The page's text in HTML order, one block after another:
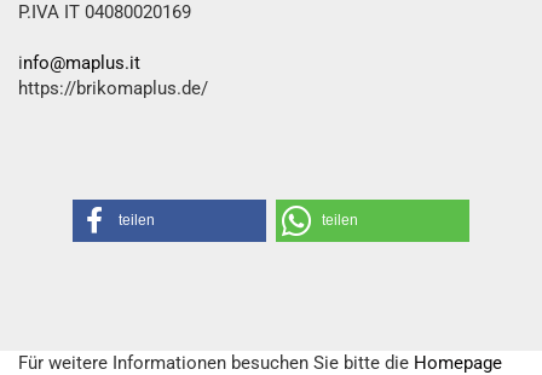
P.IVA IT 04080020169
info@maplus.it
https://brikomaplus.de/
teilen teilen
Für weitere Informationen besuchen Sie bitte die Homepage